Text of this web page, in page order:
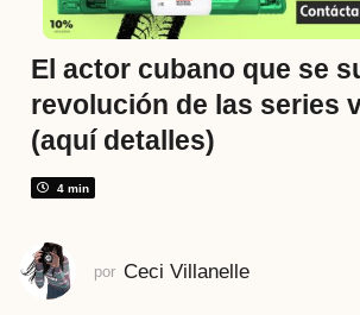
a
r
á
s
m
e
El actor cubano que se
revolución de las series
(aquí detalles)
4 min
por Ceci Villanelle